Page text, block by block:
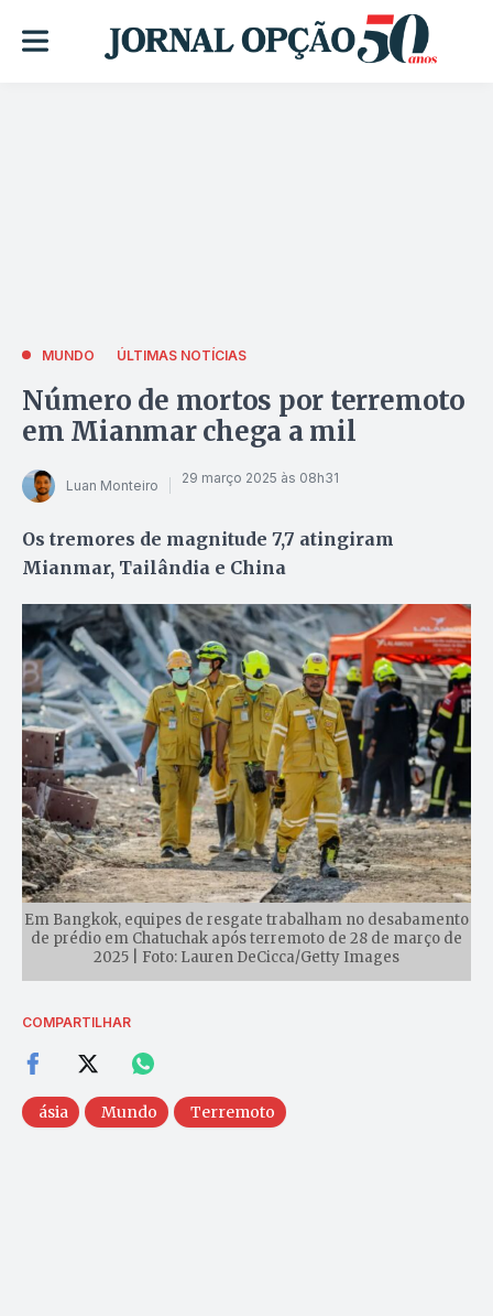
MUNDO ÚLTIMAS NOTÍCIAS
Número de mortos por terremoto
em Mianmar chega a mil
Luan Monteiro 29 março 2025 às 08h31
Os tremores de magnitude 7,7 atingiram
Mianmar, Tailândia e China
Em Bangkok, equipes de resgate trabalham no desabamento
de prédio em Chatuchak após terremoto de 28 de março de
2025 | Foto: Lauren DeCicca/Getty Images
COMPARTILHAR
ásia Mundo Terremoto